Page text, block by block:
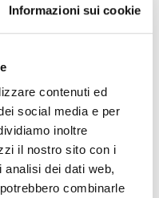
Informazioni sui cookie
contenuti ed
social media e per
inoltre
il nostro sito con i
dei dati web,
combinarle
which individuals
violations of
conduct that
course of their work
or the integrity of
entity.
a specifically